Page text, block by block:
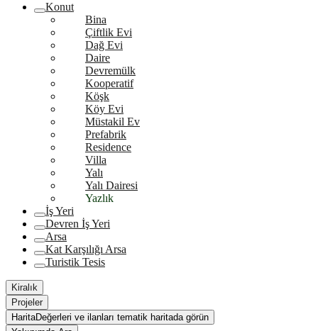
Konut
Bina
Çiftlik Evi
Dağ Evi
Daire
Devremülk
Kooperatif
Köşk
Köy Evi
Müstakil Ev
Prefabrik
Residence
Villa
Yalı
Yalı Dairesi
Yazlık
İş Yeri
Devren İş Yeri
Arsa
Kat Karşılığı Arsa
Turistik Tesis
Kiralık
Projeler
HaritaDeğerleri ve ilanları tematik haritada görün